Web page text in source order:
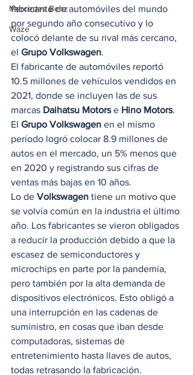
Mercedes Benz
Waze
fabricante de automóviles del mundo
por segundo año consecutivo y lo
colocó delante de su rival más cercano,
el Grupo Volkswagen.
El fabricante de automóviles reportó
10.5 millones de vehículos vendidos en
2021, donde se incluyen las de sus
marcas Daihatsu Motors e Hino Motors.
El Grupo Volkswagen en el mismo
período logró colocar 8.9 millones de
autos en el mercado, un 5% menos que
en 2020 y registrando sus cifras de
ventas más bajas en 10 años.
Lo de Volkswagen tiene un motivo que
se volvía común en la industria el último
año. Los fabricantes se vieron obligados
a reducir la producción debido a que la
escasez de semiconductores y
microchips en parte por la pandemia,
pero también por la alta demanda de
dispositivos electrónicos. Esto obligó a
una interrupción en las cadenas de
suministro, en cosas que iban desde
computadoras, sistemas de
entretenimiento hasta llaves de autos,
todas retrasando la fabricación.